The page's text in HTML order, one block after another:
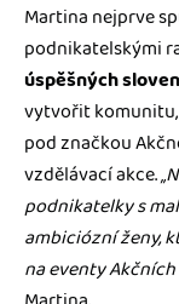
Martina nejprve
podnikatelskými
úspěšných
vytvořit komunitu,
pod značkou
vzdělávací akce.
podnikatelky s
ambiciózní ženy,
na eventy